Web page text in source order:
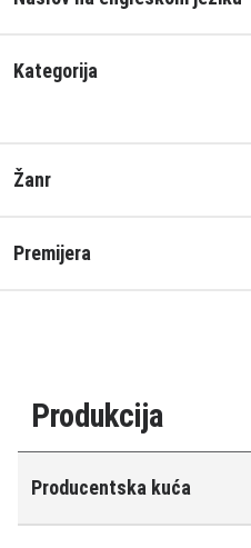
Kategorija
Žanr
Premijera
Produkcija
Producentska kuća